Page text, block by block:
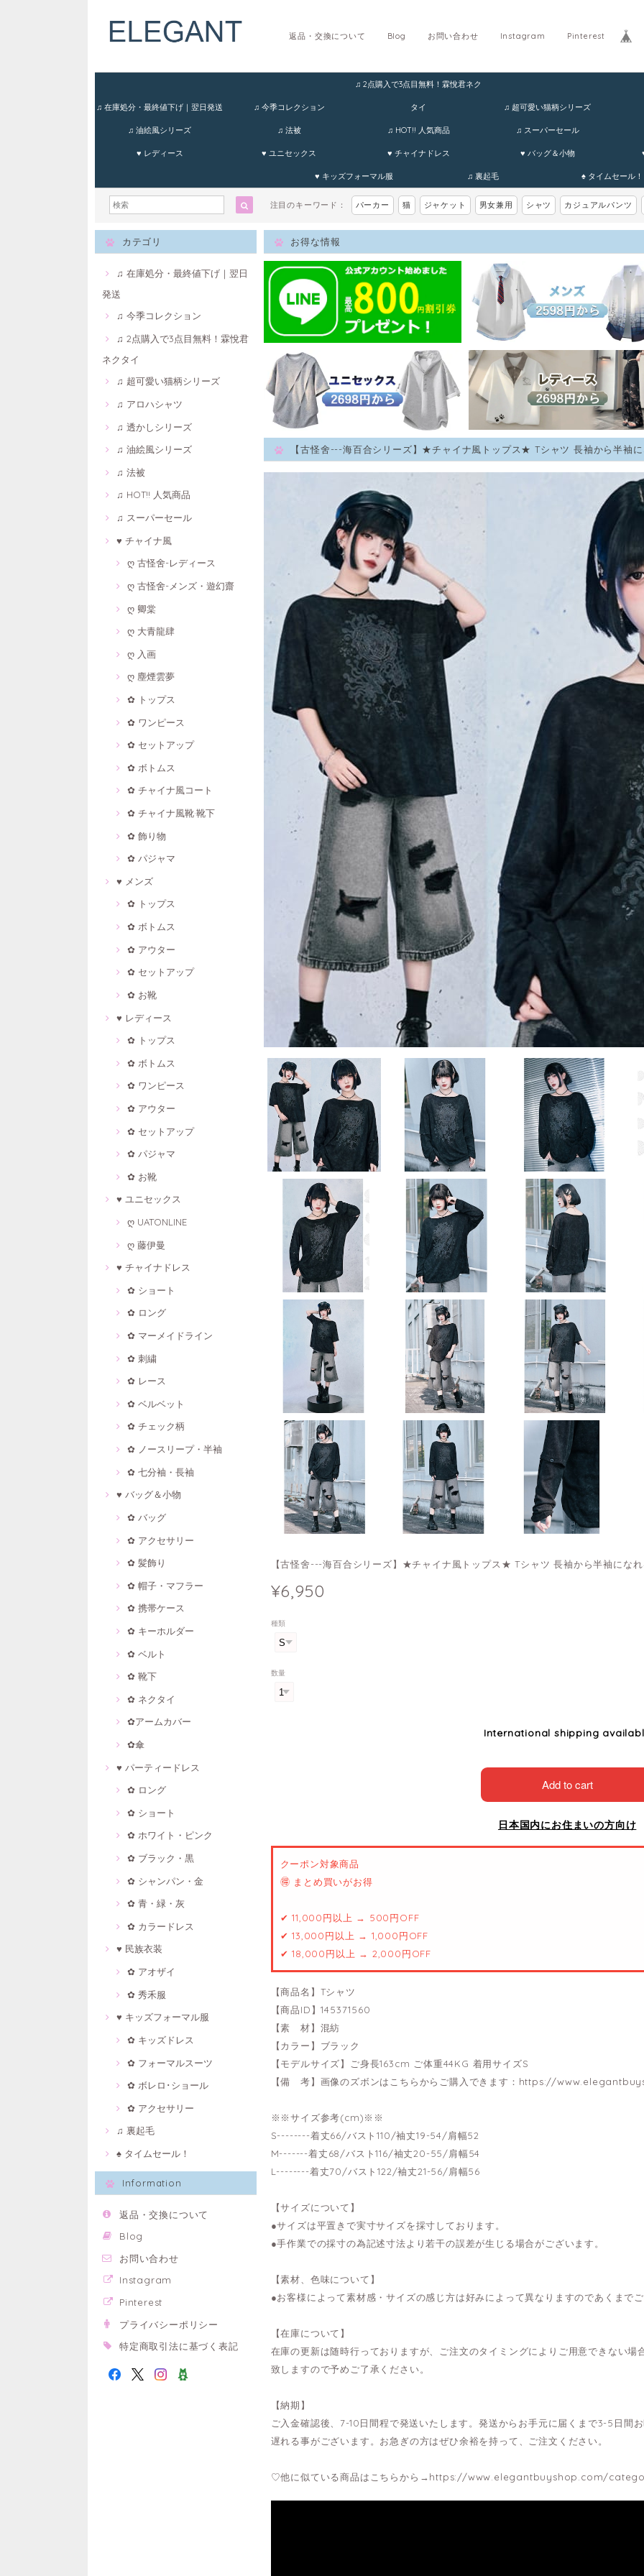
Pinterest
Instagram
お問い合わせ
Blog
返品・交換について
♫ 在庫処分・最終値下げ｜翌日発送 ♫ 今季コレクション
♫ 2点購入で3点目無料！霖悅君ネク
タイ ♫ 超可愛い猫柄シリーズ
♫ 油絵風シリーズ ♫ 法被 ♫ HOT!! 人気商品 ♫ スーパーセール
♥ レディース ♥ ユニセックス ♥ チャイナドレス ♥ バッグ＆小物
♥ キッズフォーマル服 ♫ 裏起毛 ♠ タイムセール！
注目のキーワード： パーカー 猫 ジャケット 男女兼用 シャツ カジュアルパンツ
カテゴリ
♫ 在庫処分・最終値下げ｜翌日
発送
♫ 今季コレクション
♫ 2点購入で3点目無料！霖悅君
ネクタイ
♫ 超可愛い猫柄シリーズ
♫ アロハシャツ
♫ 透かしシリーズ
♫ 油絵風シリーズ
♫ 法被
♫ HOT!! 人気商品
♫ スーパーセール
♥ チャイナ風
ღ 古怪舍-レディース
ღ 古怪舍-メンズ・遊幻齋
ღ 卿棠
ღ 大青龍肆
ღ 入画
ღ 塵煙雲夢
✿ トップス
✿ ワンピース
✿ セットアップ
✿ ボトムス
✿ チャイナ風コート
✿ チャイナ風靴·靴下
✿ 飾り物
✿ パジャマ
♥ メンズ
✿ トップス
✿ ボトムス
✿ アウター
✿ セットアップ
✿ お靴
♥ レディース
✿ トップス
✿ ボトムス
✿ ワンピース
✿ アウター
✿ セットアップ
✿ パジャマ
✿ お靴
♥ ユニセックス
ღ UATONLINE
ღ 藤伊曼
♥ チャイナドレス
✿ ショート
✿ ロング
✿ マーメイドライン
✿ 刺繍
✿ レース
✿ ベルベット
✿ チェック柄
✿ ノースリープ・半袖
✿ 七分袖・長袖
♥ バッグ＆小物
✿ バッグ
✿ アクセサリー
✿ 髪飾り
✿ 帽子・マフラー
✿ 携帯ケース
✿ キーホルダー
✿ ベルト
✿ 靴下
✿ ネクタイ
✿アームカバー
✿傘
♥ パーティードレス
✿ ロング
✿ ショート
✿ ホワイト・ピンク
✿ ブラック・黒
✿ シャンパン・金
✿ 青・緑・灰
✿ カラードレス
♥ 民族衣装
✿ アオザイ
✿ 秀禾服
♥ キッズフォーマル服
✿ キッズドレス
✿ フォーマルスーツ
✿ ボレロ･ショール
✿ アクセサリー
♫ 裏起毛
♠ タイムセール！
Information
返品・交換について
Blog
お問い合わせ
Instagram
Pinterest
プライバシーポリシー
特定商取引法に基づく表記
お得な情報
【古怪舍---海百合シリーズ】★チャイナ風トップス★ Tシャツ 長袖から半袖
【古怪舍---海百合シリーズ】★チャイナ風トップス★ Tシャツ 長袖から半袖にな
¥6,950
種類
数量
International shipping
Add to cart
日本国内にお住まいの方向け
クーポン対象商品
🉐 まとめ買いがお得
✔ 11,000円以上 → 500円OFF
✔ 13,000円以上 → 1,000円OFF
✔ 18,000円以上 → 2,000円OFF
【商品名】Tシャツ
【商品ID】145371560
【素 材】混紡
【カラー】ブラック
【モデルサイズ】ご身長163cm ご体重44KG 着用サイズS
【備 考】画像のズボンはこちらからご購入できます： https://
※※サイズ参考(cm)※※
S--------着丈66/バスト110/袖丈19-54/肩幅52
M-------着丈68/バスト116/袖丈20-55/肩幅54
L--------着丈70/バスト122/袖丈21-56/肩幅56
【サイズについて】
●サイズは平置きで実寸サイズを採寸しております。
●手作業での採寸の為記述寸法より若干の誤差が生じる場合がございます。
【素材、色味について】
●お客様によって素材感・サイズの感じ方は好みによって異なりますのであくまで
【在庫について】
在庫の更新は随時行っておりますが、ご注文のタイミングによりご用意できない
致しますので予めご了承ください。
【納期】
ご入金確認後、7-10日間程で発送いたします。発送からお手元に届くまで3-5日間
遅れる事がございます。お急ぎの方はぜひ余裕を持って、ご注文ください。
♡他に似ている商品はこちらから→https://www.elegantbuyshop.com/